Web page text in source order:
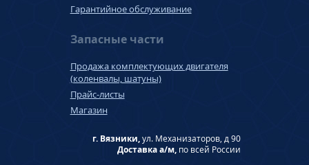
Гарантийное обслуживание
Запасные части
Продажа комплектующих двигателя
(коленвалы, шатуны)
Прайс-листы
Магазин
г. Вязники,ул. Механизаторов, д 90
Доставка а/м, по всей России